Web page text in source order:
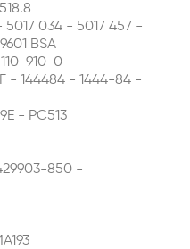
5017 034 - 5017 457 -
BSA
910-0
- 144484 - 1444-84 -
- PC513
850 -